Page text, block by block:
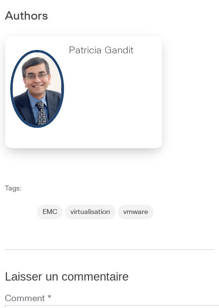
Authors
Patricia Gandit
Tags:
EMC virtualisation vmware
Laisser un commentaire
Comment *